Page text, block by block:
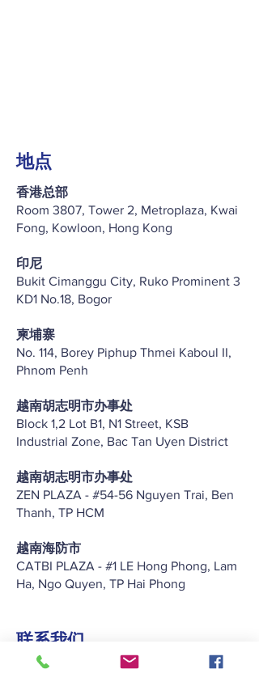
地点
香港总部
Room 3807, Tower 2, Metroplaza, Kwai
Fong, Kowloon, Hong Kong
印尼
Bukit Cimanggu City, Ruko Prominent 3
KD1 No.18, Bogor
柬埔寨
No. 114, Borey Piphup Thmei Kaboul II,
Phnom Penh
越南胡志明市办事处
Block 1,2 Lot B1, N1 Street, KSB
Industrial Zone, Bac Tan Uyen District
越南胡志明市办事处
ZEN PLAZA - #54-56 Nguyen Trai, Ben
Thanh, TP HCM
越南海防市
CATBI PLAZA - #1 LE Hong Phong, Lam
Ha, Ngo Quyen, TP Hai Phong
联系我们
+852 2422 2838